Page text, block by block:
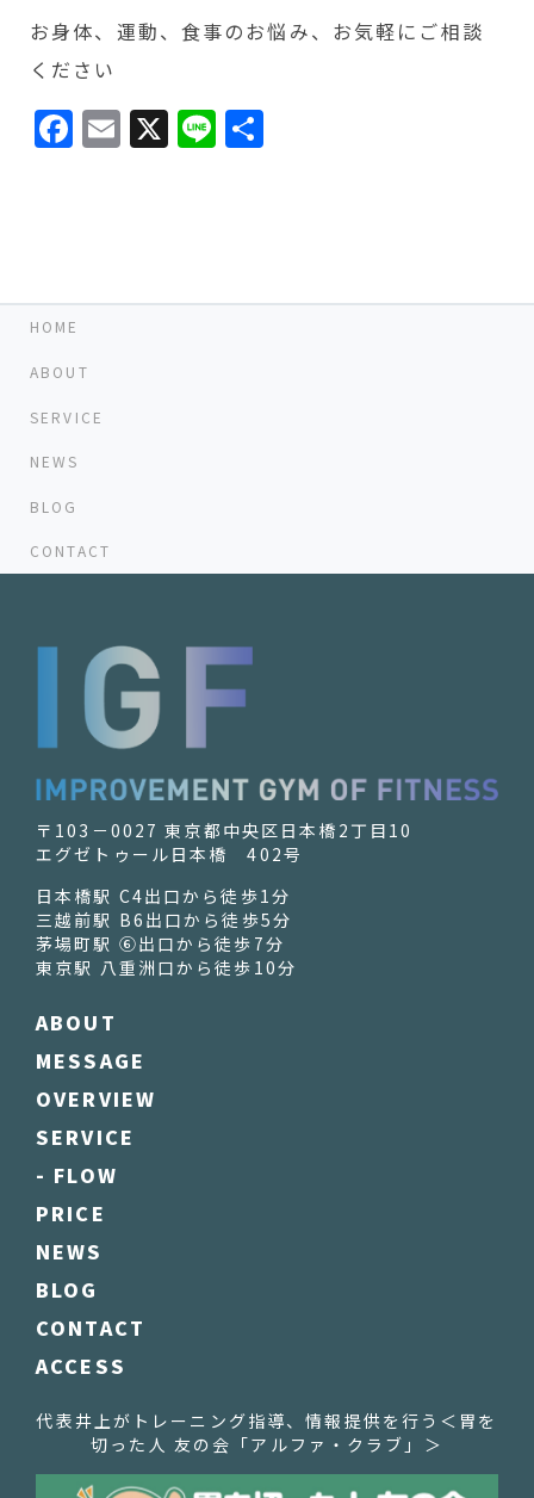
お身体、運動、食事のお悩み、お気軽にご相談
ください
Facebook
Email
X Line
HOME
ABOUT
SERVICE
NEWS
BLOG
CONTACT
〒103－0027 東京都中央区日本橋2丁目10
エグゼトゥール日本橋 402号
日本橋駅 C4出口から徒歩1分
三越前駅 B6出口から徒歩5分
茅場町駅 ⑥出口から徒歩7分
東京駅 八重洲口から徒歩10分
ABOUT
MESSAGE
OVERVIEW
SERVICE
- FLOW
PRICE
NEWS
BLOG
CONTACT
ACCESS
代表井上がトレーニング指導、情報提供を行う ＜胃を
切った人 友の会「アルファ・クラブ」＞